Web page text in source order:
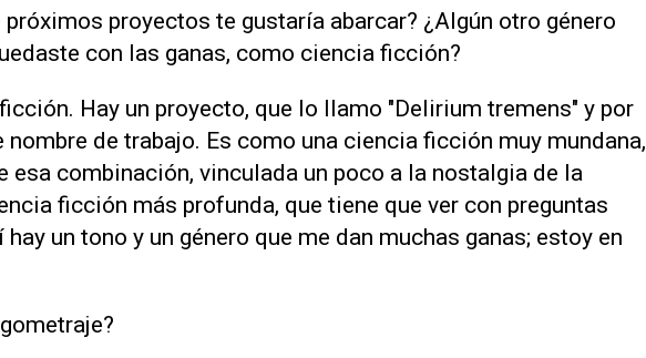
próximos proyectos te gustaría abarcar? ¿Algún otro género
con las ganas, como ciencia ficción?
Hay un proyecto, que lo llamo "Delirium tremens" y por
nombre de trabajo. Es como una ciencia ficción muy mundana,
esa combinación, vinculada un poco a la nostalgia de la
ficción más profunda, que tiene que ver con preguntas
un tono y un género que me dan muchas ganas; estoy en